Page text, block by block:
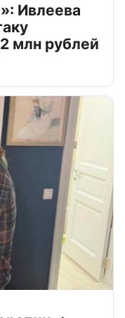
Ивлеева
млн рублей